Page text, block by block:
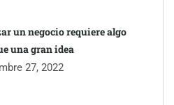
un negocio requiere algo
una gran idea
27, 2022